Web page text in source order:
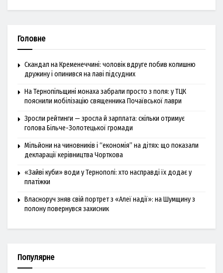
Головне
Скандал на Кременеччині: чоловік вдруге побив колишню
дружину і опинився на лаві підсудних
На Тернопільщині монаха забрали просто з поля: у ТЦК
пояснили мобілізацію священника Почаївської лаври
Зросли рейтинги — зросла й зарплата: скільки отримує
голова Більче-Золотецької громади
Мільйони на чиновників і “економія” на дітях: що показали
декларації керівництва Чорткова
«Зайві куби» води у Тернополі: хто насправді їх додає у
платіжки
Власноруч зняв свій портрет з «Алеї надії»: на Шумщину з
полону повернувся захисник
Популярне